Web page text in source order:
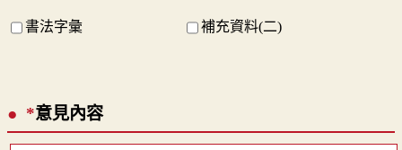
書法字彙 補充資料(二)
*意見內容